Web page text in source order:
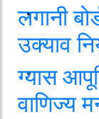
लगानी
उक्याव
ग्यास
वाणिज्य